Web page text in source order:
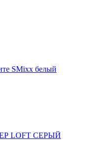
SMixx белый
LOFT СЕРЫЙ